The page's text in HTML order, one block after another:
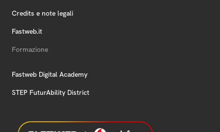
Credits e note legali
Fastweb.it
Formazione
Fastweb Digital Academy
STEP FuturAbility District